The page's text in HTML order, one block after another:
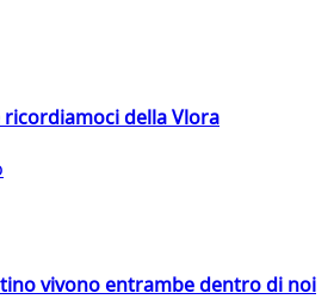
ricordiamoci della Vlora
vivono entrambe dentro di noi